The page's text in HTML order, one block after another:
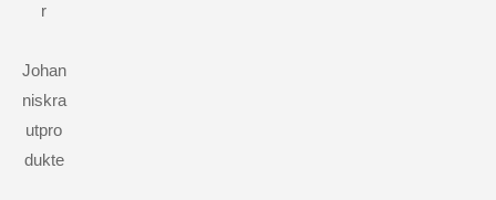
r
Johan
niskra
utpro
dukte